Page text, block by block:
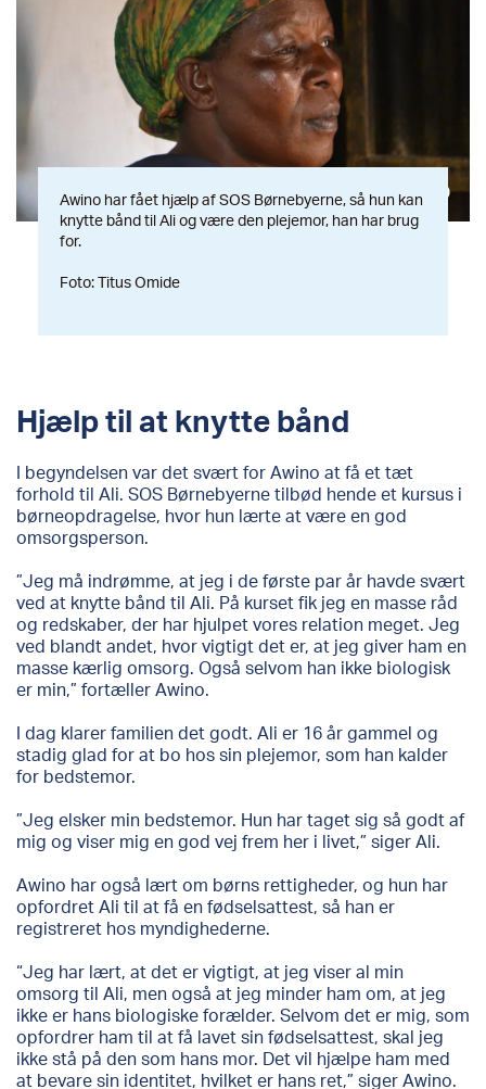
Awino har fået hjælp af SOS Børnebyerne, så hun kan
knytte bånd til Ali og være den plejemor, han har brug
for.
Foto: Titus Omide
Hjælp til at knytte bånd
I begyndelsen var det svært for Awino at få et tæt
forhold til Ali. SOS Børnebyerne tilbød hende et kursus i
børneopdragelse, hvor hun lærte at være en god
omsorgsperson.
”Jeg må indrømme, at jeg i de første par år havde svært
ved at knytte bånd til Ali. På kurset fik jeg en masse råd
og redskaber, der har hjulpet vores relation meget. Jeg
ved blandt andet, hvor vigtigt det er, at jeg giver ham en
masse kærlig omsorg. Også selvom han ikke biologisk
er min,” fortæller Awino.
I dag klarer familien det godt. Ali er 16 år gammel og
stadig glad for at bo hos sin plejemor, som han kalder
for bedstemor.
”Jeg elsker min bedstemor. Hun har taget sig så godt af
mig og viser mig en god vej frem her i livet,” siger Ali.
Awino har også lært om børns rettigheder, og hun har
opfordret Ali til at få en fødselsattest, så han er
registreret hos myndighederne.
“Jeg har lært, at det er vigtigt, at jeg viser al min
omsorg til Ali, men også at jeg minder ham om, at jeg
ikke er hans biologiske forælder. Selvom det er mig, som
opfordrer ham til at få lavet sin fødselsattest, skal jeg
ikke stå på den som hans mor. Det vil hjælpe ham med
at bevare sin identitet, hvilket er hans ret,” siger Awino.